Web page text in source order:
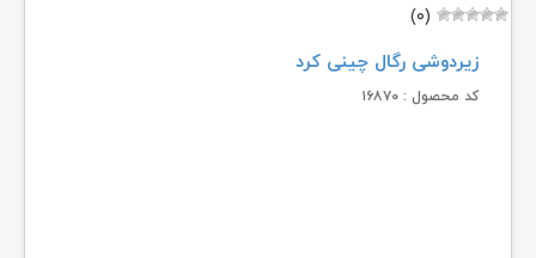
(۰)
زیردوشی رگال چینی کرد
کد محصول : ۱۶۸۷۰